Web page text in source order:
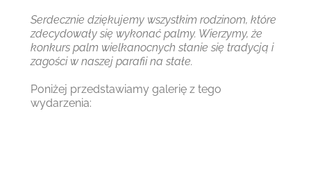
Serdecznie dziękujemy wszystkim rodzinom, które
zdecydowały się wykonać palmy. Wierzymy, że
konkurs palm wielkanocnych stanie się tradycją i
zagości w naszej parafii na stałe.
Poniżej przedstawiamy galerię z tego
wydarzenia: